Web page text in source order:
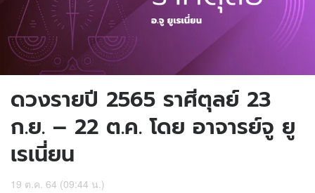
ดวงรายปี 2565 ราศีตุลย์ 23
ก.ย. – 22 ต.ค. โดย อาจารย์จู ยู
เรเนี่ยน
19 ต.ค. 64 (09:44 น.)